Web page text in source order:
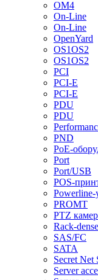
OM4
On-Line
On-Line
OpenYard
OS1OS2
OS1OS2
PCI
PCI-E
PCI-E
PDU
PDU
PND
PoE-
Port
Port/USB
POS-
Powerline-
PROMT
PTZ
Rack-
SAS/FC
SATA
Secret Net
Server